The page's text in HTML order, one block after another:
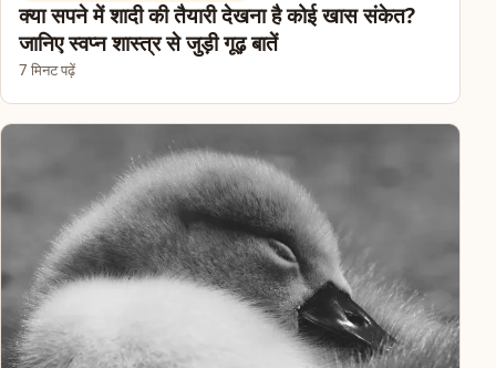
क्या सपने में शादी की तैयारी देखना है कोई खास संकेत?
जानिए स्वप्न शास्त्र से जुड़ी गूढ़ बातें
7 मिनट पढ़ें